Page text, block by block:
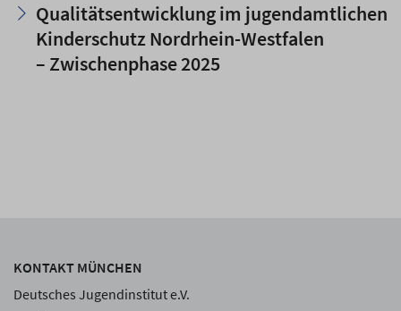
Qualitätsentwicklung im jugendamtlichen
Kinderschutz Nordrhein-Westfalen
– Zwischenphase 2025
KONTAKT MÜNCHEN
Deutsches Jugendinstitut e.V.